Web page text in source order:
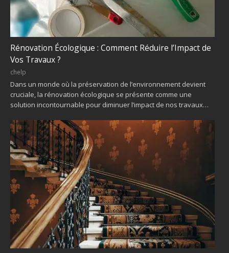
Rénovation Écologique : Comment Réduire l’Impact de
Vos Travaux ?
chelp
Dans un monde où la préservation de l’environnement devient
cruciale, la rénovation écologique se présente comme une
solution incontournable pour diminuer l’impact de nos travaux…